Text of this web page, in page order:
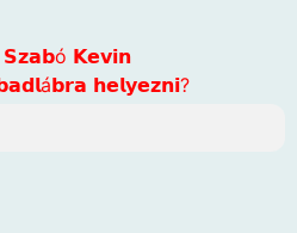
𝗦𝘇𝗮𝗯ó 𝗞𝗲𝘃𝗶𝗻
𝗵𝗲𝗹𝘆𝗲𝘇𝗻𝗶?